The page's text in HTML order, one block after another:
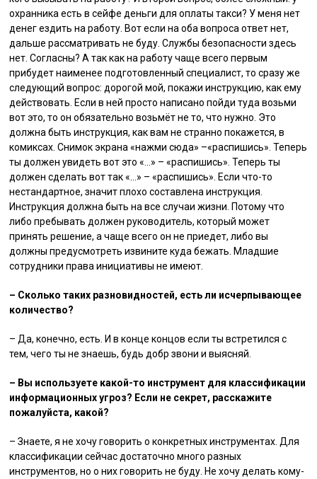
охранника есть в сейфе деньги для оплаты такси? У меня нет
денег ездить на работу. Вот если на оба вопроса ответ нет,
дальше рассматривать не буду. Службы безопасности здесь
нет. Согласны? А так как на работу чаще всего первым
прибудет наименее подготовленный специалист, то сразу же
следующий вопрос: дорогой мой, покажи инструкцию, как ему
действовать. Если в ней просто написано пойди туда возьми
вот это, то он обязательно возьмёт не то, что нужно. Это
должна быть инструкция, как вам не странно покажется, в
комиксах. Снимок экрана «нажми сюда» –«распишись». Теперь
ты должен увидеть вот это «…» – «распишись». Теперь ты
должен сделать вот так «…» – «распишись». Если что-то
нестандартное, значит плохо составлена инструкция.
Инструкция должна быть на все случаи жизни. Потому что
либо пребывать должен руководитель, который может
принять решение, а чаще всего он не приедет, либо вы
должны предусмотреть извините куда бежать. Младшие
сотрудники права инициативы не имеют.
– Сколько таких разновидностей, есть ли исчерпывающее
количество?
– Да, конечно, есть. И в конце концов если ты встретился с
тем, чего ты не знаешь, будь добр звони и выясняй.
– Вы используете какой-то инструмент для классификации
информационных угроз? Если не секрет, расскажите
пожалуйста, какой?
– Знаете, я не хочу говорить о конкретных инструментах. Для
классификации сейчас достаточно много разных
инструментов, но о них говорить не буду. Не хочу делать кому-